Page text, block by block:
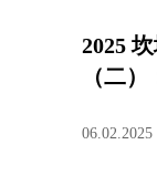
2025
（二
06.02.2025